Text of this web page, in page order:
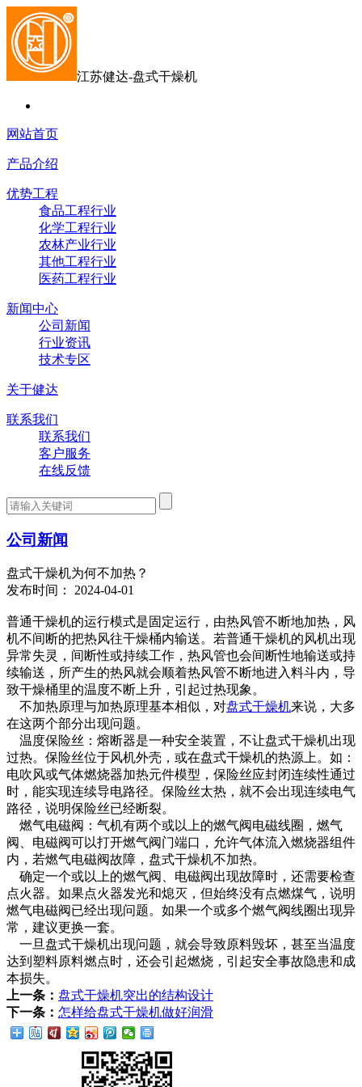
江苏健达-盘式干燥机
网站首页
产品介绍
优势工程
食品工程行业
化学工程行业
农林产业行业
其他工程行业
医药工程行业
新闻中心
公司新闻
行业资讯
技术专区
关于健达
联系我们
联系我们
客户服务
在线反馈
公司新闻
盘式干燥机为何不加热？
发布时间： 2024-04-01
普通干燥机的运行模式是固定运行，由热风管不断地加热，风
机不间断的把热风往干燥桶内输送。若普通干燥机的风机出现
异常失灵，间断性或持续工作，热风管也会间断性地输送或持
续输送，所产生的热风就会顺着热风管不断地进入料斗内，导
致干燥桶里的温度不断上升，引起过热现象。
不加热原理与加热原理基本相似，对盘式干燥机来说，大多
在这两个部分出现问题。
温度保险丝：熔断器是一种安全装置，不让盘式干燥机出现
过热。保险丝位于风机外壳，或在盘式干燥机的热源上。如：
电吹风或气体燃烧器加热元件模型，保险丝应封闭连续性通过
时，能实现连续导电路径。保险丝太热，就不会出现连续电气
路径，说明保险丝已经断裂。
燃气电磁阀：气机有两个或以上的燃气阀电磁线圈，燃气
阀、电磁阀可以打开燃气阀门端口，允许气体流入燃烧器组件
内，若燃气电磁阀故障，盘式干燥机不加热。
确定一个或以上的燃气阀、电磁阀出现故障时，还需要检查
点火器。如果点火器发光和熄灭，但始终没有点燃煤气，说明
燃气电磁阀已经出现问题。如果一个或多个燃气阀线圈出现异
常，建议更换一套。
一旦盘式干燥机出现问题，就会导致原料毁坏，甚至当温度
达到塑料原料燃点时，还会引起燃烧，引起安全事故隐患和成
本损失。
上一条： 盘式干燥机突出的结构设计
下一条： 怎样给盘式干燥机做好润滑